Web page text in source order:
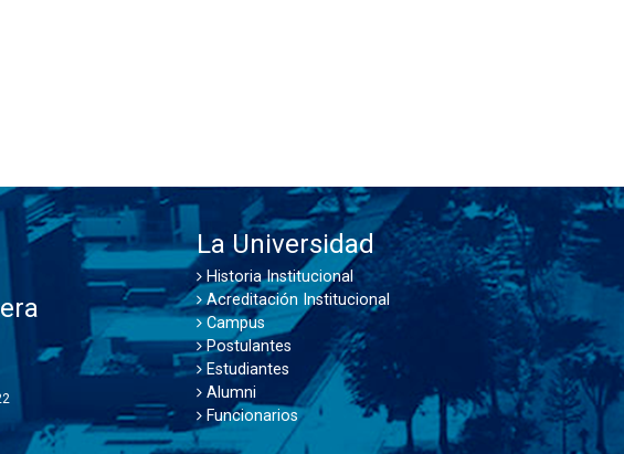
La Universidad
Historia Institucional
Acreditación Institucional
Campus
Postulantes
Estudiantes
Alumni
Funcionarios